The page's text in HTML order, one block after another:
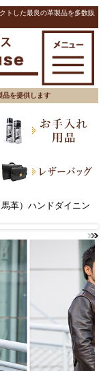
トした最良の革製品を多数販
品を提供します
革）ハンドダイニン